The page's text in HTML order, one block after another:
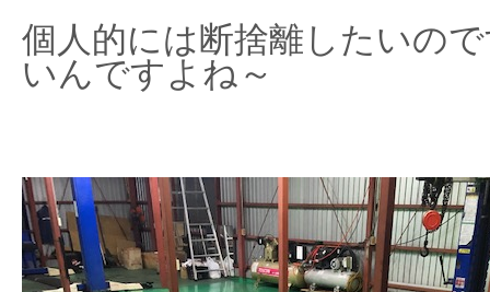
個人的には断捨離したいの
いんですよね～